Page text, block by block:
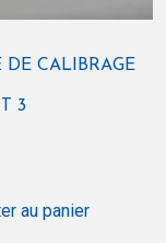
DE CALIBRAGE
3
au panier